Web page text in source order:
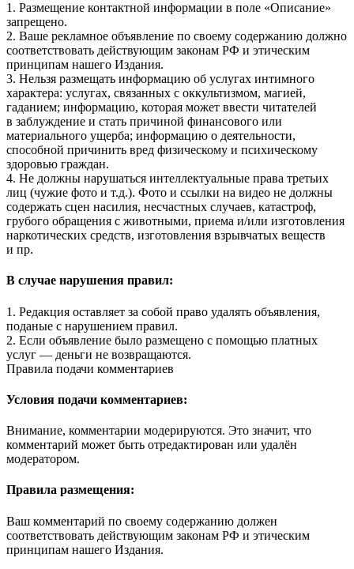
1. Размещение контактной информации в поле «Описание»
запрещено.
2. Ваше рекламное объявление по своему содержанию должно
соответствовать действующим законам РФ и этическим
принципам нашего Издания.
3. Нельзя размещать информацию об услугах интимного
характера: услугах, связанных с оккультизмом, магией,
гаданием; информацию, которая может ввести читателей
в заблуждение и стать причиной финансового или
материального ущерба; информацию о деятельности,
способной причинить вред физическому и психическому
здоровью граждан.
4. Не должны нарушаться интеллектуальные права третьих
лиц (чужие фото и т.д.). Фото и ссылки на видео не должны
содержать сцен насилия, несчастных случаев, катастроф,
грубого обращения с животными, приема и/или изготовления
наркотических средств, изготовления взрывчатых веществ
и пр.
В случае нарушения правил:
1. Редакция оставляет за собой право удалять объявления,
поданые с нарушением правил.
2. Если объявление было размещено с помощью платных
услуг — деньги не возвращаются.
Правила подачи комментариев
Условия подачи комментариев:
Внимание, комментарии модерируются. Это значит, что
комментарий может быть отредактирован или удалён
модератором.
Правила размещения:
Ваш комментарий по своему содержанию должен
соответствовать действующим законам РФ и этическим
принципам нашего Издания.